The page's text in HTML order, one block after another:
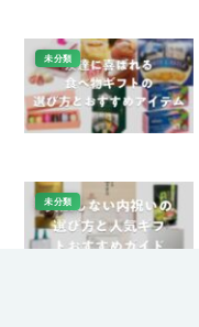
未分類
未分類